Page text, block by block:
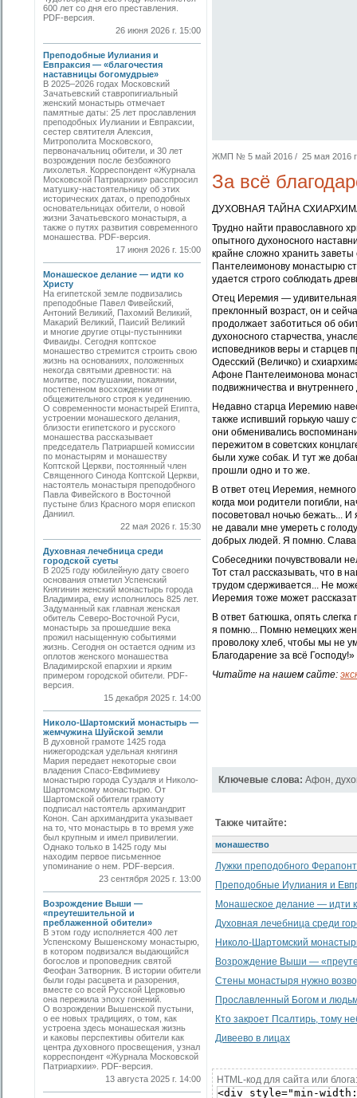
600 лет со дня его преставления.
PDF-версия.
26 июня 2026 г. 15:00
Преподобные Иулиания и
Евпраксия — «благочестия
наставницы богомудрые»
В 2025–2026 годах Московский
Зачатьевский ставропигиальный
женский монастырь отмечает
памятные даты: 25 лет прославления
преподобных Иулиании и Евпраксии,
сестер святителя Алексия,
Митрополита Московского,
первоначальниц обители, и 30 лет
возрождения после безбожного
лихолетья. Корреспондент «Журнала
Московской Патриархии» расспросил
матушку-настоятельницу об этих
исторических датах, о преподобных
основательницах обители, о новой
жизни Зачатьевского монастыря, а
также о путях развития современного
монашества. PDF-версия.
17 июня 2026 г. 15:00
Монашеское делание — идти ко
Христу
На египетской земле подвизались
преподобные Павел Фивейский,
Антоний Великий, Пахомий Великий,
Макарий Великий, Паисий Великий
и многие другие отцы-пустынники
Фиваиды. Сегодня коптское
монашество стремится строить свою
жизнь на основаниях, положенных
некогда святыми древности: на
молитве, послушании, покаянии,
постепенном восхождении от
общежительного строя к уединению.
О современности монастырей Египта,
устроении монашеского делания,
близости египетского и русского
монашества рассказывает
председатель Патриаршей комиссии
по монастырям и монашеству
Коптской Церкви, постоянный член
Священного Синода Коптской Церкви,
настоятель монастыря преподобного
Павла Фивейского в Восточной
пустыне близ Красного моря епископ
Даниил.
22 мая 2026 г. 15:30
Духовная лечебница среди
городской суеты
В 2025 году юбилейную дату своего
основания отметил Успенский
Княгинин женский монастырь города
Владимира, ему исполнилось 825 лет.
Задуманный как главная женская
обитель Северо-Восточной Руси,
монастырь за прошедшие века
прожил насыщенную событиями
жизнь. Сегодня он остается одним из
оплотов женского монашества
Владимирской епархии и ярким
примером городской обители. PDF-
версия.
15 декабря 2025 г. 14:00
Николо-Шартомский монастырь —
жемчужина Шуйской земли
В духовной грамоте 1425 года
нижегородская удельная княгиня
Мария передает некоторые свои
владения Спасо-Евфимиеву
монастырю города Суздаля и Николо-
Шартомскому монастырю. От
Шартомской обители грамоту
подписал настоятель архимандрит
Конон. Сан архимандрита указывает
на то, что монастырь в то время уже
был крупным и имел привилегии.
Однако только в 1425 году мы
находим первое письменное
упоминание о нем. PDF-версия.
23 сентября 2025 г. 13:00
Возрождение Выши —
«преутешительной и
преблаженной обители»
В этом году исполняется 400 лет
Успенскому Вышенскому монастырю,
в котором подвизался выдающийся
богослов и проповедник святой
Феофан Затворник. В истории обители
были годы расцвета и разорения,
вместе со всей Русской Церковью
она пережила эпоху гонений.
О возрождении Вышенской пустыни,
о ее новых традициях, о том, как
устроена здесь монашеская жизнь
и каковы перспективы обители как
центра духовного просвещения, узнал
корреспондент «Журнала Московской
Патриархии». PDF-версия.
13 августа 2025 г. 14:00
ЖМП № 5 май 2016 / 25 мая 2016
За всё
ДУХОВНАЯ ТАЙНА
Трудно найти православного
опытного духоносного
крайне сложно хранить
Пантелеимонову монастырю
удается строго соблюдать
Отец Иеремия — удивительная
преклонный возраст, он и
продолжает заботиться об
духоносного старчества,
исповедников веры и старцев
Одесский (Величко) и
Афоне Пантелеимонова
подвижничества и
Недавно старца Иеремию
также испивший горькую чашу
они обменивались
пережитом в советских
были хуже собак. И тут же
прошли одно и то же.
В ответ отец Иеремия,
когда мои родители погибли,
посоветовал ночью бежать... И
не давали мне умереть с
добрых людей. Я помню. Слава
Собеседники почувствовали
Тот стал рассказывать, что в
трудом сдерживается... Не
Иеремия тоже может
В ответ батюшка, опять
я помню... Помню немецких
проволоку хлеб, чтобы мы не
Благодарение за всё Господу!»
Читайте на нашем сайте:
Ключевые слова: Афон,
Также читайте:
монашество
Лужки преподобного
Преподобные Иулиания и
Монашеское делание — идти
Духовная лечебница среди
Николо-Шартомский
Возрождение Выши —
Стены монастыря нужно
Прославленный Богом и
Кто закроет Псалтирь, тому
Дивеево в лицах
HTML-код для сайта или блога: